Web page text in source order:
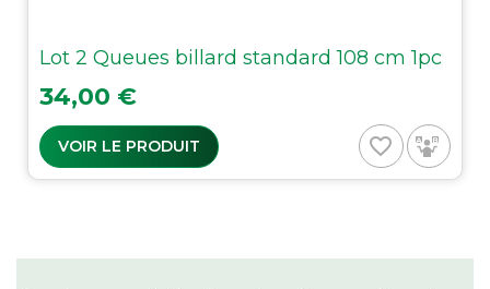
Lot 2 Queues billard standard 108 cm 1pc
Prix
34,00 €
VOIR LE PRODUIT favorite_border